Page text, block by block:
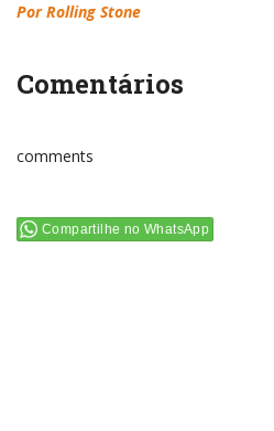
Por Rolling Stone
Comentários
comments
Compartilhe no WhatsApp